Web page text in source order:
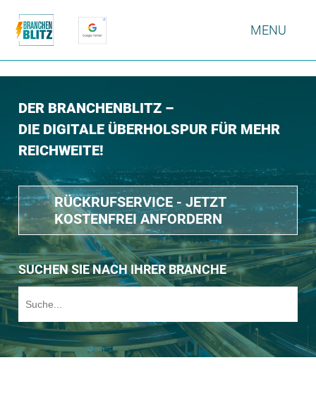
MENU
DER BRANCHENBLITZ –
DIE DIGITALE ÜBERHOLSPUR FÜR MEHR
REICHWEITE!
RÜCKRUFSERVICE - JETZT
KOSTENFREI ANFORDERN
SUCHEN SIE NACH IHRER BRANCHE